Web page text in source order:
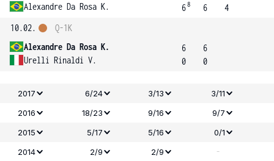
Alexandre Da Rosa K.
68
6
4
10.02.
Alexandre Da Rosa K.
Urelli Rinaldi V.
Q-1K
6
0
6
0
2017 6/24 3/13
3/11
2016
18/23 9/16
9/7
2015
5/17 5/16
0/1
2014
2/9 2/9 -